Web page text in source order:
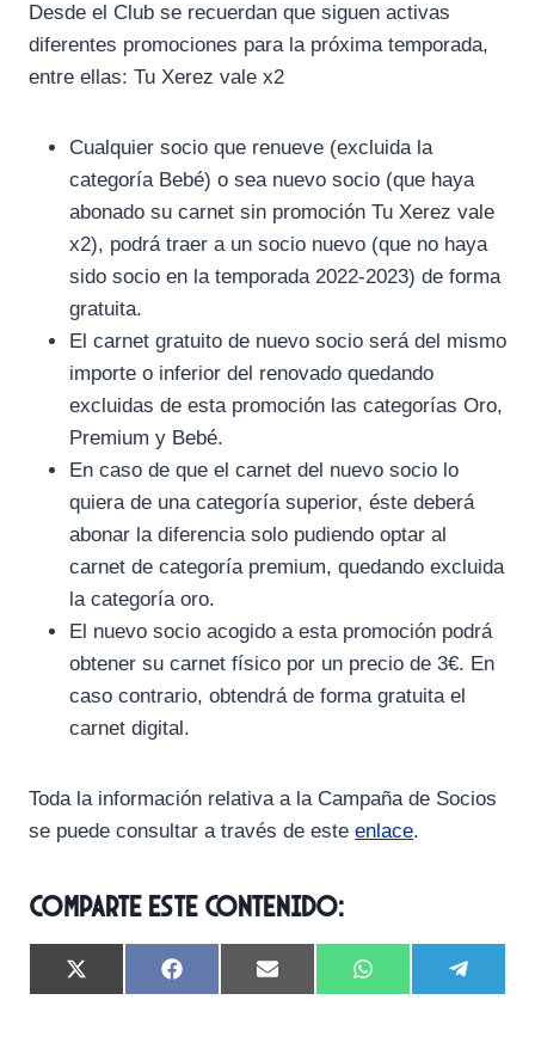
Desde el Club se recuerdan que siguen activas
diferentes promociones para la próxima temporada,
entre ellas: Tu Xerez vale x2
Cualquier socio que renueve (excluida la
categoría Bebé) o sea nuevo socio (que haya
abonado su carnet sin promoción Tu Xerez vale
x2), podrá traer a un socio nuevo (que no haya
sido socio en la temporada 2022-2023) de forma
gratuita.
El carnet gratuito de nuevo socio será del mismo
importe o inferior del renovado quedando
excluidas de esta promoción las categorías Oro,
Premium y Bebé.
En caso de que el carnet del nuevo socio lo
quiera de una categoría superior, éste deberá
abonar la diferencia solo pudiendo optar al
carnet de categoría premium, quedando excluida
la categoría oro.
El nuevo socio acogido a esta promoción podrá
obtener su carnet físico por un precio de 3€. En
caso contrario, obtendrá de forma gratuita el
carnet digital.
Toda la información relativa a la Campaña de Socios
se puede consultar a través de este enlace.
Comparte este contenido:
C
o
X
(
C
o
F
a
C
o
E
m
C
o
W
h
C
o
e